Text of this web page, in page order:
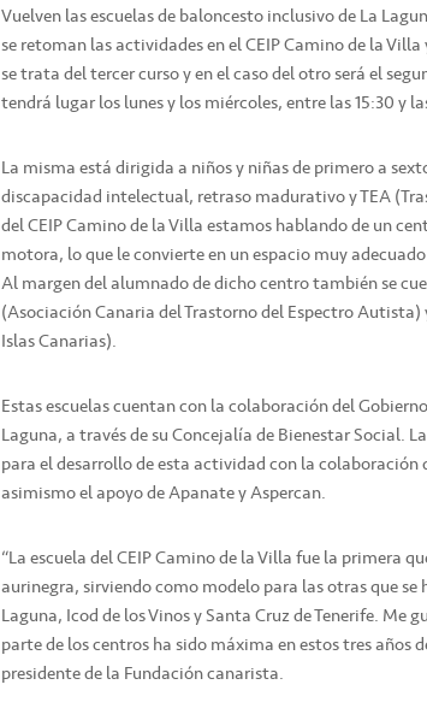
Vuelven las escuelas de baloncesto inclusivo de La
se retoman las actividades en el CEIP Camino de la
se trata del tercer curso y en el caso del otro será el
tendrá lugar los lunes y los miércoles, entre las 15:30 y
La misma está dirigida a niños y niñas de primero a
discapacidad intelectual, retraso madurativo y TEA
del CEIP Camino de la Villa estamos hablando de un
motora, lo que le convierte en un espacio muy
Al margen del alumnado de dicho centro también se
(Asociación Canaria del Trastorno del Espectro
Islas Canarias).
Estas escuelas cuentan con la colaboración del
Laguna, a través de su Concejalía de Bienestar Social.
para el desarrollo de esta actividad con la colaboración
asimismo el apoyo de Apanate y Aspercan.
“La escuela del CEIP Camino de la Villa fue la primera
aurinegra, sirviendo como modelo para las otras que
Laguna, Icod de los Vinos y Santa Cruz de Tenerife.
parte de los centros ha sido máxima en estos tres años
presidente de la Fundación canarista.